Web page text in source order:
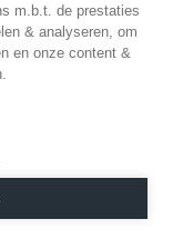
m.b.t. de prestaties
& analyseren, om
en onze content &